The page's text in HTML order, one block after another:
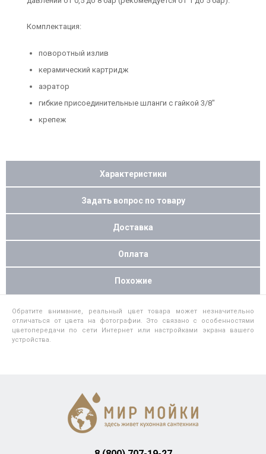
Комплектация:
поворотный излив
керамический картридж
аэратор
гибкие присоединительные шланги с гайкой 3/8"
крепеж
Характеристики
Задать вопрос по товару
Доставка
Оплата
Похожие
Обратите внимание, реальный цвет товара может незначительно
отличаться от цвета на фотографии. Это связано с особенностями
цветопередачи по сети Интернет или настройками экрана вашего
устройства.